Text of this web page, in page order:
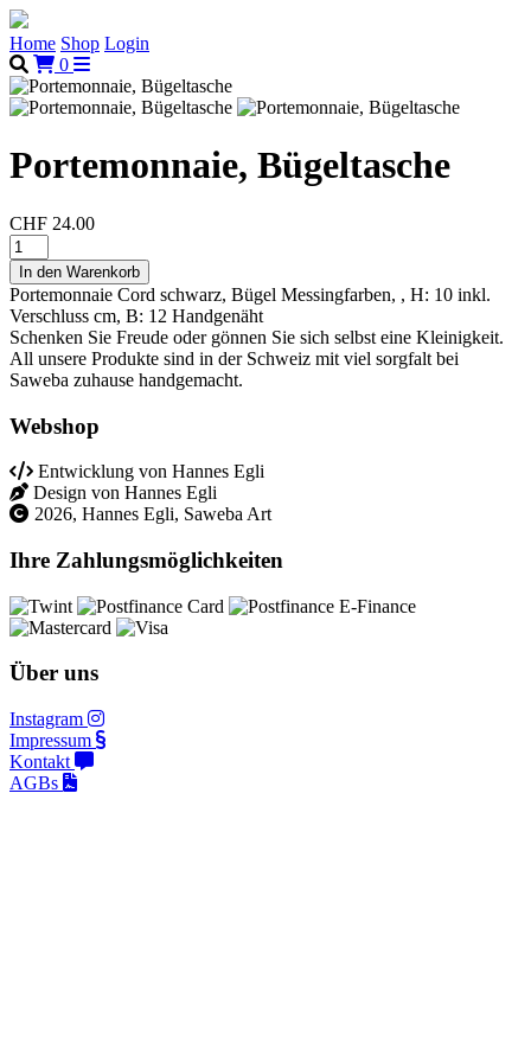
Home Shop Login
0
Portemonnaie, Bügeltasche
CHF 24.00
Portemonnaie Cord schwarz, Bügel Messingfarben, , H: 10 inkl.
Verschluss cm, B: 12 Handgenäht
Schenken Sie Freude oder gönnen Sie sich selbst eine Kleinigkeit.
All unsere Produkte sind in der Schweiz mit viel sorgfalt bei
Saweba zuhause handgemacht.
Webshop
Entwicklung von Hannes Egli
Design von Hannes Egli
2026, Hannes Egli, Saweba Art
Ihre Zahlungsmöglichkeiten
Über uns
Instagram
Impressum
Kontakt
AGBs